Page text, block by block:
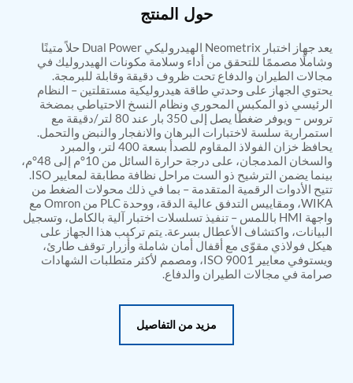
Dual Hydraulic Test System
1000 Bar Hydraulic Proof Pressure Test Bench
Drive And Control Automation System
Main Rotor Actuator Test Rig
BMP Pump Test Rig
Refrigeration System
Heavy Duty Automatic Single Row Weapon
Disposal System
Automatic Volumetric Expansion Test System
Modern Universal Automatic Test Equipment
Fuel Consumption Measurement System
Hydraulic Pressure Test Bench
High Pressure Air Test System
PC-Based Counter Timer Test Rig
Integrated Test Rig for Pumps and Fuel Coolers
ECS Test Bench
Testing and Charging Test Rig for Main and Nose
Landing Gears
Pneumatic Test Rig
Nitrogen Cart With Booster
حول المنتج
يعد جهاز اختبار Neometrix الهيدروليكي Dual Power حلاً متينًا
وشاملًا مصممًا للتحقق من أداء وسلامة مكونات الهيدروليك في
مجالات الطيران والدفاع تحت ظروف دقيقة وقابلة للبرمجة.
يحتوي الجهاز على وحدتي طاقة هيدروليكية مستقلتين – النظام
الرئيسي ذو المكبس المحوري ونظام النسخ الاحتياطي بمضخة
تروس – ويوفر ضغطًا يصل إلى 350 بار عند 80 لتر/دقيقة مع
استمرارية سلسة لاختبارات البرهان والانفجار والنبض والتحمل.
يحافظ خزان الفولاذ المقاوم للصدأ بسعة 400 لتر، والمبرد
والسخان المدمجان، على درجة حرارة السائل من 10°م إلى 48°م،
بينما يضمن الترشيح ذو الست مراحل نظافة مطابقة لمعايير ISO.
تتيح الأدوات الرقمية المتقدمة – بما في ذلك محولات الضغط من
WIKA، ومقاييس التدفق عالية الدقة، ووحدة PLC من Omron مع
واجهة HMI باللمس – تنفيذ تسلسلات اختبار آلية بالكامل، وتسجيل
البيانات، واكتشاف الأعطال بسرعة. يتم تركيب هذا الجهاز على
هيكل فولاذي مقوّى مع أقفال أمان شاملة وأزرار توقف طارئ،
ويستوفي معايير ISO 9001، ومصمم لأكثر متطلبات الشهادات
صرامة في مجالات الطيران والدفاع.
مزيد من التفاصيل